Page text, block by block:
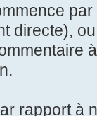
directe),
rapport à